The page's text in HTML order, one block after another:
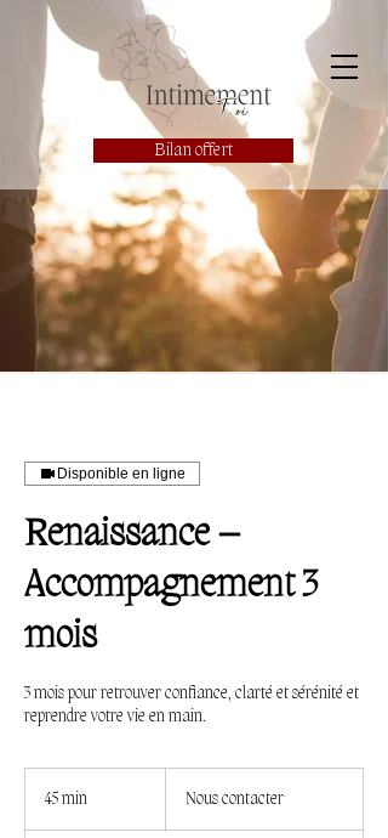
Bilan offert
Disponible en ligne
Renaissance –
Accompagnement 3
mois
3 mois pour retrouver confiance, clarté et sérénité et
reprendre votre vie en main.
45 min Nous contacter